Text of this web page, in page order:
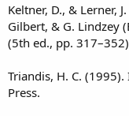
Keltner, D., & Lerner,
Gilbert, & G. Lindzey
(5th ed., pp.
Triandis, H. C.
Press.